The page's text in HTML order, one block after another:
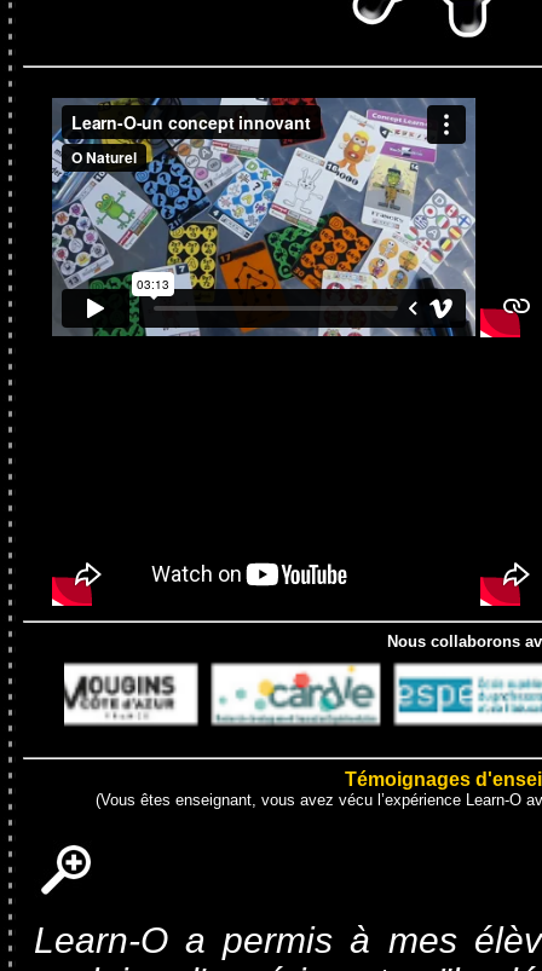
Nous collaborons
Témoignages
(Vous êtes enseignant, vous avez vécu l’expérience Learn-O